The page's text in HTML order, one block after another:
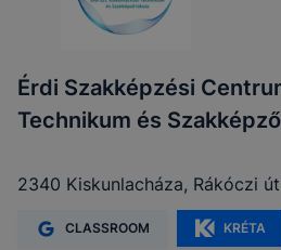
Érdi Szakképzési
Technikum és
2340 Kiskunlacháza, Rákóczi
CLASSROOM KRÉTA